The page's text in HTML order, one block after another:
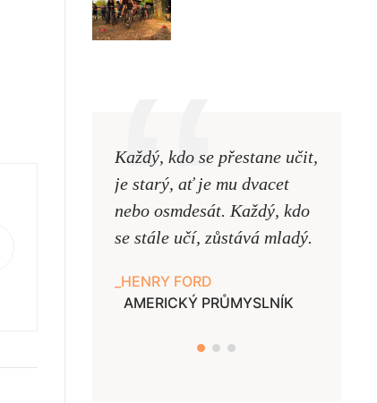
Každý, kdo se přestane učit,
je starý, ať je mu dvacet
nebo osmdesát. Každý, kdo
se stále učí, zůstává mladý.
HENRY FORD
AMERICKÝ PRŮMYSLNÍK